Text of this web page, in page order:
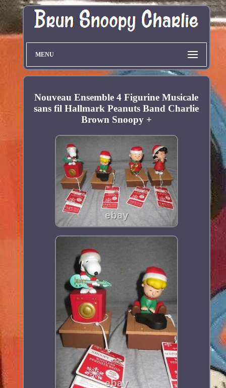
MENU
Nouveau Ensemble 4 Figurine Musicale
sans fil Hallmark Peanuts Band Charlie
Brown Snoopy +